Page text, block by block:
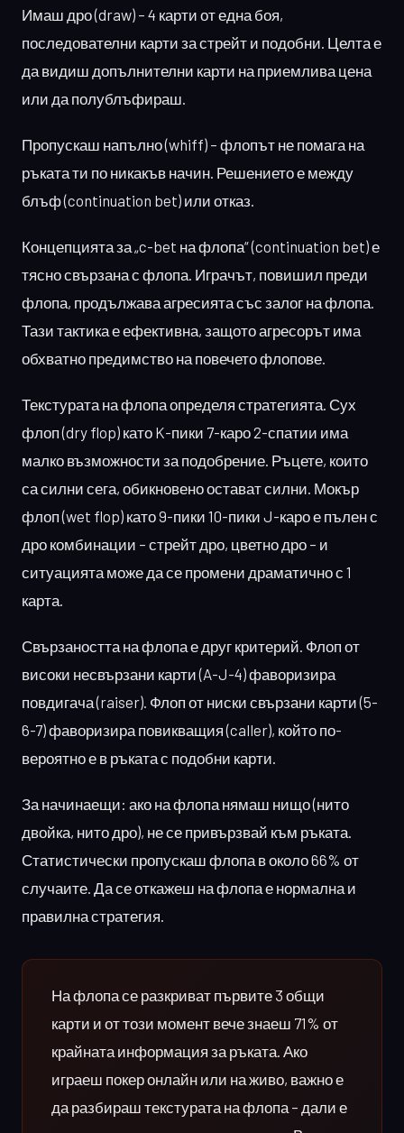
Имаш дро (draw) – 4 карти от една боя,
последователни карти за стрейт и подобни. Целта е
да видиш допълнителни карти на приемлива цена
или да полублъфираш.
Пропускаш напълно (whiff) – флопът не помага на
ръката ти по никакъв начин. Решението е между
блъф (continuation bet) или отказ.
Концепцията за „c-bet на флопа“ (continuation bet) е
тясно свързана с флопа. Играчът, повишил преди
флопа, продължава агресията със залог на флопа.
Тази тактика е ефективна, защото агресорът има
обхватно предимство на повечето флопове.
Текстурата на флопа определя стратегията. Сух
флоп (dry flop) като K-пики 7-каро 2-спатии има
малко възможности за подобрение. Ръцете, които
са силни сега, обикновено остават силни. Мокър
флоп (wet flop) като 9-пики 10-пики J-каро е пълен с
дро комбинации – стрейт дро, цветно дро – и
ситуацията може да се промени драматично с 1
карта.
Свързаността на флопа е друг критерий. Флоп от
високи несвързани карти (A-J-4) фаворизира
повдигача (raiser). Флоп от ниски свързани карти (5-
6-7) фаворизира повикващия (caller), който по-
вероятно е в ръката с подобни карти.
За начинаещи: ако на флопа нямаш нищо (нито
двойка, нито дро), не се привързвай към ръката.
Статистически пропускаш флопа в около 66% от
случаите. Да се откажеш на флопа е нормална и
правилна стратегия.
На флопа се разкриват първите 3 общи
карти и от този момент вече знаеш 71% от
крайната информация за ръката. Ако
играеш покер онлайн или на живо, важно е
да разбираш текстурата на флопа – дали е